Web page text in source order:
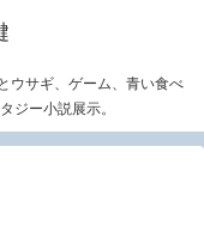
ウサギ、ゲーム、青い食べ
ジー小説展示。